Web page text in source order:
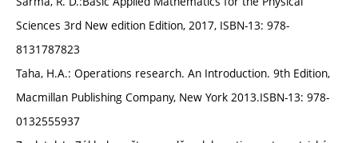
Sciences 3rd New edition Edition, 2017, ISBN-13: 978-
8131787823
Taha, H.A.: Operations research. An Introduction. 9th Edition,
Macmillan Publishing Company, New York 2013.ISBN-13: 978-
0132555937